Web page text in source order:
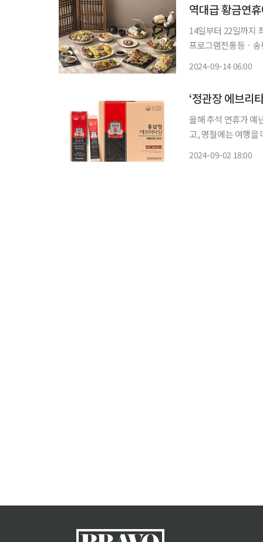
역대급 황금연
14일부터 22일까지
프로그램전통등ㆍ송편비누
2024-09-14 06:00
‘정관장 에브리
올해 추석 연휴가 예
고, 명절에는 여행을 떠나
2024-09-02 18:00